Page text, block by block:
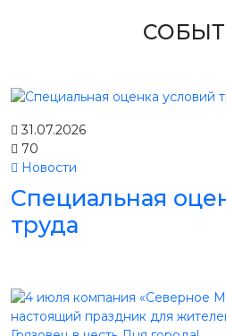
31.07.2026
70
Новости
Специальная
труда